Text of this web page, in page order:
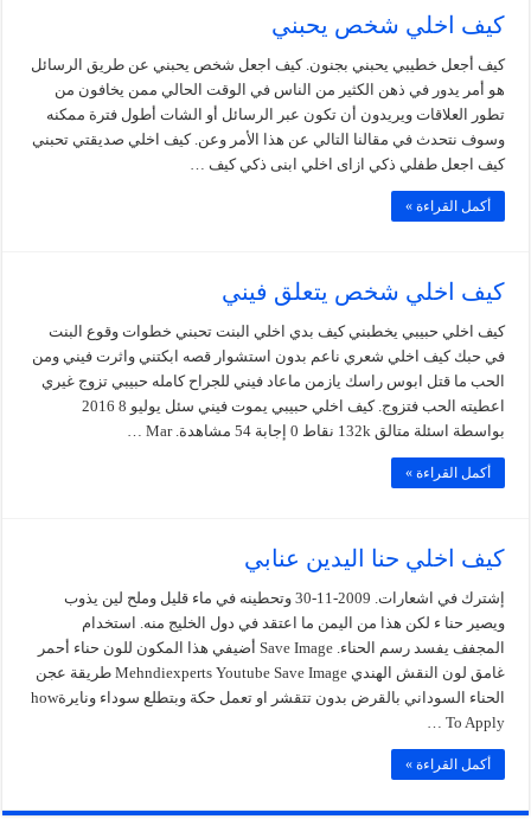
كيف اخلي شخص يحبني
كيف أجعل خطيبي يحبني بجنون. كيف اجعل شخص يحبني عن طريق الرسائل
هو أمر يدور في ذهن الكثير من الناس في الوقت الحالي ممن يخافون من
تطور العلاقات ويريدون أن تكون عبر الرسائل أو الشات أطول فترة ممكنه
وسوف نتحدث في مقالنا التالي عن هذا الأمر وعن. كيف اخلي صديقتي تحبني
كيف اجعل طفلي ذكي ازاى اخلي ابنى ذكي كيف …
أكمل القراءة »
كيف اخلي شخص يتعلق فيني
كيف اخلي حبيبي يخطبني كيف بدي اخلي البنت تحبني خطوات وقوع البنت
في حبك كيف اخلي شعري ناعم بدون استشوار قصه ابكتني واثرت فيني ومن
الحب ما قتل ابوس راسك يازمن ماعاد فيني للجراح كامله حبيبي تزوج غيري
اعطيته الحب فتزوج. كيف اخلي حبيبي يموت فيني سئل يوليو 8 2016
بواسطة اسئلة متالق 132k نقاط 0 إجابة 54 مشاهدة. Mar …
أكمل القراءة »
كيف اخلي حنا اليدين عنابي
إشترك في اشعارات. 2009-11-30 وتحطينه في ماء قليل وملح لين يذوب
ويصير حنا ء لكن هذا من اليمن ما اعتقد في دول الخليج منه. استخدام
المجفف يفسد رسم الحناء. Save Image أضيفي هذا المكون للون حناء أحمر
غامق لون النقش الهندي Mehndiexperts Youtube Save Image طريقة عجن
الحناء السوداني بالقرض بدون تتقشر او تعمل حكة وبتطلع سوداء ونايرةhow
To Apply …
أكمل القراءة »